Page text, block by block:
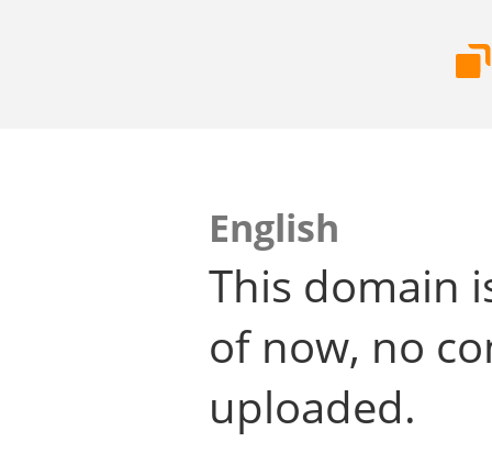
English
This domain
of now, no
uploaded.